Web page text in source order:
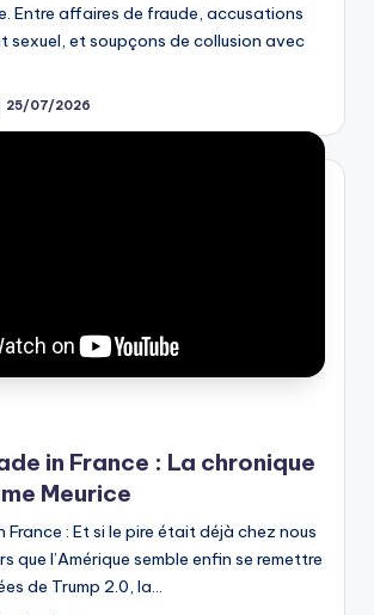
Entre affaires de fraude, accusations
sexuel, et soupçons de collusion avec
25/07/2026
in France : La chronique
Meurice
France : Et si le pire était déjà chez nous
que l’Amérique semble enfin se remettre
de Trump 2.0, la…